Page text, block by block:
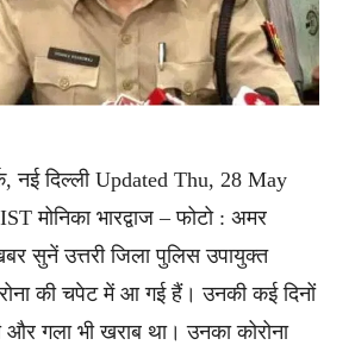
नई दिल्ली Updated Thu, 28 May
मोनिका भारद्वाज – फोटो : अमर
सुनें उत्तरी जिला पुलिस उपायुक्त
की चपेट में आ गई हैं। उनकी कई दिनों
गला भी खराब था। उनका कोरोना